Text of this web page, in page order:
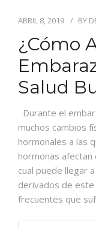
ABRIL 8, 2019 BY
¿Cómo
Salud
Durante el
muchos cambios
hormonales a las
hormonas afectan
cual puede llegar
derivados de
frecuentes que